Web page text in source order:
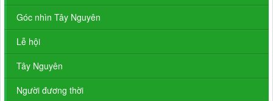
Góc nhìn Tây Nguyên
Lễ hội
Tây Nguyên
Người đương thời